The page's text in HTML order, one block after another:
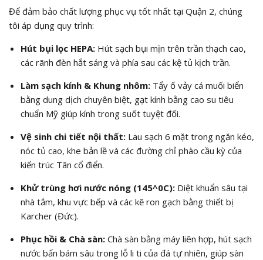
Để đảm bảo chất lượng phục vụ tốt nhất tại Quận 2, chúng
tôi áp dụng quy trình:
Hút bụi lọc HEPA:Hút sạch bụi mịn trên trần thạch cao,
các rãnh đèn hắt sáng và phía sau các kệ tủ kịch trần.
Làm sạch kính & Khung nhôm:Tẩy ố vảy cá muối biển
bằng dung dịch chuyên biệt, gạt kính bằng cao su tiêu
chuẩn Mỹ giúp kính trong suốt tuyệt đối.
Vệ sinh chi tiết nội thất:Lau sạch 6 mặt trong ngăn kéo,
nóc tủ cao, khe bản lề và các đường chỉ phào cầu kỳ của
kiến trúc Tân cổ điển.
Khử trùng hơi nước nóng (145^0C):Diệt khuẩn sâu tại
nhà tắm, khu vực bếp và các kẽ ron gạch bằng thiết bị
Karcher (Đức).
Phục hồi & Chà sàn:Chà sàn bằng máy liên hợp, hút sạch
nước bẩn bám sâu trong lỗ li ti của đá tự nhiên, giúp sàn